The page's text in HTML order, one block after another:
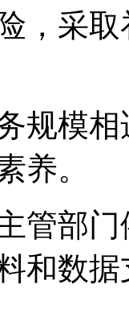
，采
规模
养。
管部
和数